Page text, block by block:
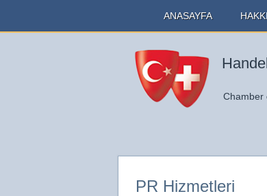
ANASAYFA
Chamber
PR Hizmetleri